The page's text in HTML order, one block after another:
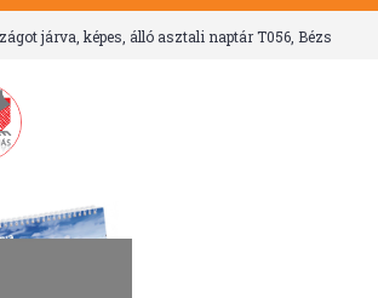
járva, képes, álló asztali naptár T056, Bézs